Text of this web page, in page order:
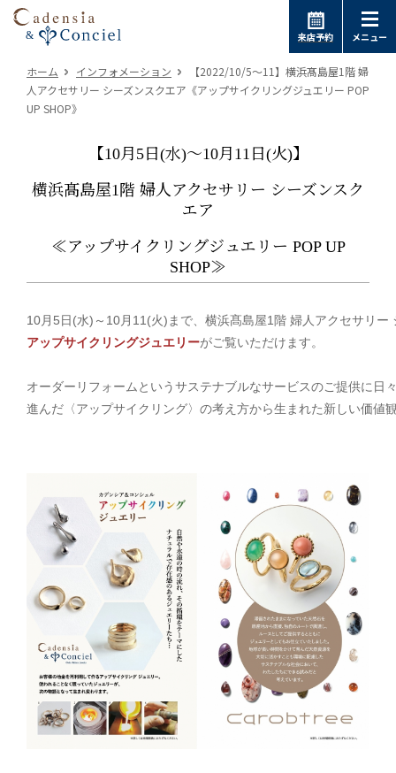
来店予約 メニュー
ホーム インフォメーション
【2022/10/5～11】横浜髙島屋1階 婦
人アクセサリー シーズンスクエア《アップサイクリングジュエリー POP
UP SHOP》
【10月5日(水)～10月11日(火)】
横浜髙島屋1階 婦人アクセサリー シーズンスク
エア
≪アップサイクリングジュエリー POP UP
SHOP≫
10月5日(水)～10月11(火)まで、横浜髙島屋1階 婦人アクセサリー
アップサイクリングジュエリーがご覧いただけます。
オーダーリフォームというサステナブルなサービスのご提供に
進んだ〈アップサイクリング〉の考え方から生まれた新しい価値